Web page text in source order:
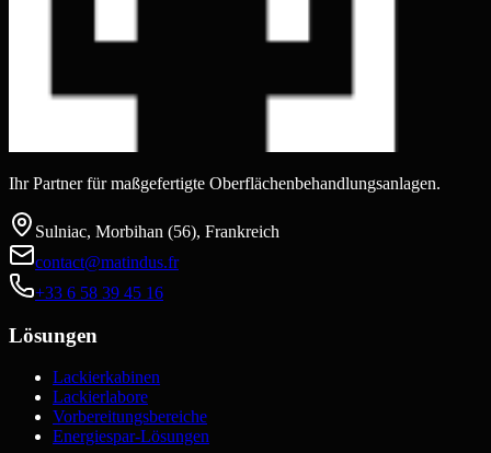
Ihr Partner für maßgefertigte Oberflächenbehandlungsanlagen.
Sulniac, Morbihan (56), Frankreich
contact@matindus.fr
+33 6 58 39 45 16
Lösungen
Lackierkabinen
Lackierlabore
Vorbereitungsbereiche
Energiespar-Lösungen